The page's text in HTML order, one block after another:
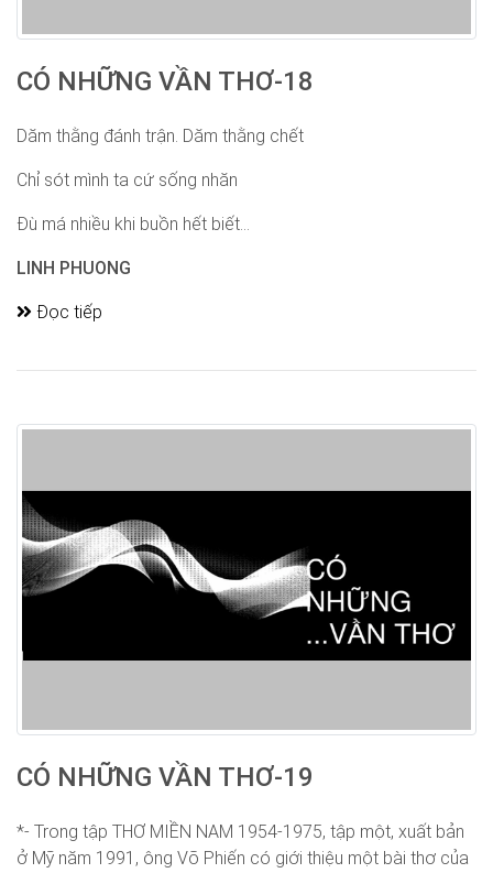
CÓ NHỮNG VẦN THƠ-18
Dăm thằng đánh trận. Dăm thằng chết
Chỉ sót mình ta cứ sống nhăn
Đù má nhiều khi buồn hết biết...
LINH PHUONG
Đọc tiếp
CÓ NHỮNG VẦN THƠ-19
*- Trong tập THƠ MIỀN NAM 1954-1975, tập một, xuất bản
ở Mỹ năm 1991, ông Võ Phiến có giới thiệu một bài thơ của